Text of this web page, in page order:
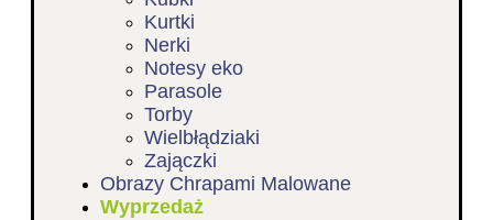
Kurtki
Nerki
Notesy eko
Parasole
Torby
Wielbłądziaki
Zajączki
Obrazy Chrapami Malowane
Wyprzedaż